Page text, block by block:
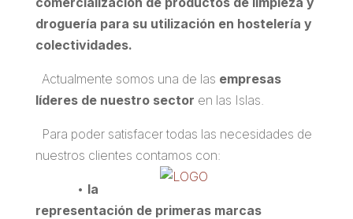
droguería para su utilización en hostelería y
colectividades.
Actualmente somos una de las empresas
líderes de nuestro sector en las Islas.
Para poder satisfacer todas las necesidades de
nuestros clientes contamos con:
• la
representación de primeras marcas